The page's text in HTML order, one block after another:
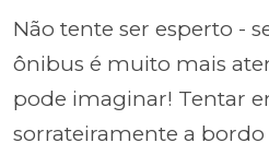
Não tente ser esperto -
ônibus é muito mais
pode imaginar! Tentar
sorrateiramente a bordo